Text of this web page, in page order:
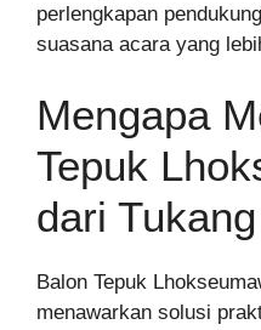
perlengkapan
suasana acara yang
Mengapa
Tepuk
dari
Balon Tepuk
menawarkan solusi